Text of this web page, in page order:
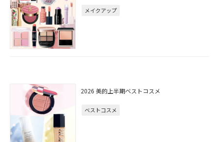
メイクアップ
2026 美的上半期ベストコスメ
ベストコスメ